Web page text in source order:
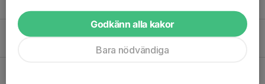
0
Godkänn alla kakor
Bara nödvändiga